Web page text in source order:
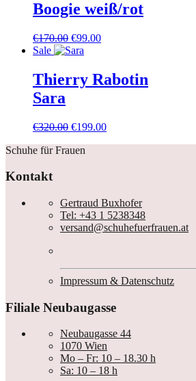
Boogie weiß/rot
€170.00 Ursprünglicher
Preis
€170.00
€99.00Aktueller
€99.00.
Sale
Thierry Rabotin
Sara
€320.00 Ursprünglicher
war:
€199.00Aktueller
Schuhe für Frauen
Kontakt
Gertraud Buxhofer
Tel: +43 1 5238348
versand@schuhefuerfrauen.at
Impressum & Datenschutz
Filiale Neubaugasse
Neubaugasse 44
1070 Wien
Mo – Fr: 10 – 18.30 h
Sa: 10 – 18 h